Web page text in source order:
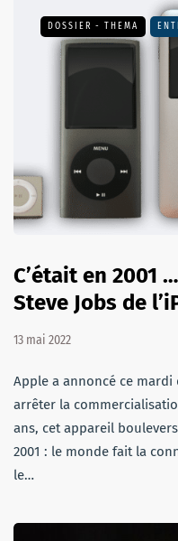
DOSSIER - THEMA
C’était en 2001
Steve Jobs de
13 mai 2022
Apple a annoncé ce
arrêter la
ans, cet appareil
2001 : le monde fait la
le…